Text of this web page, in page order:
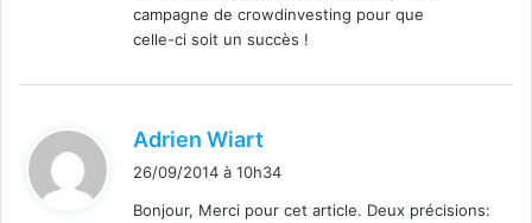
campagne de crowdinvesting pour que
celle-ci soit un succès !
Adrien Wiart
26/09/2014 à 10h34
Bonjour, Merci pour cet article. Deux précisions: